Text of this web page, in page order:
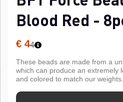
Blood Red -
€ 44
These beads are made from a
which can produce an extremely
and colored to match our weights.